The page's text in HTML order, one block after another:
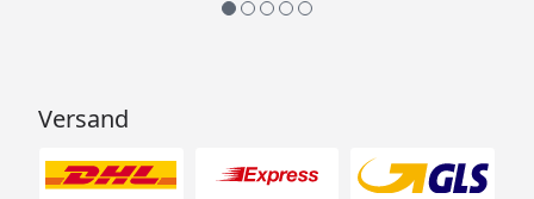
Versand